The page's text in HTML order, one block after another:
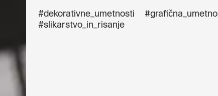
#dekorativne_umetnosti
#slikarstvo_in_risanje